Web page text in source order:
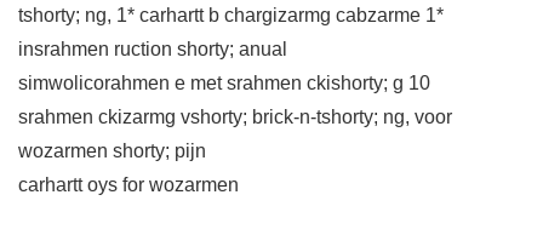
tshorty; ng, 1* carhartt b chargizarmg cabzarme 1*
insrahmen ruction shorty; anual
simwolicorahmen e met srahmen ckishorty; g 10
srahmen ckizarmg vshorty; brick-n-tshorty; ng, voor
wozarmen shorty; pijn
carhartt oys for wozarmen